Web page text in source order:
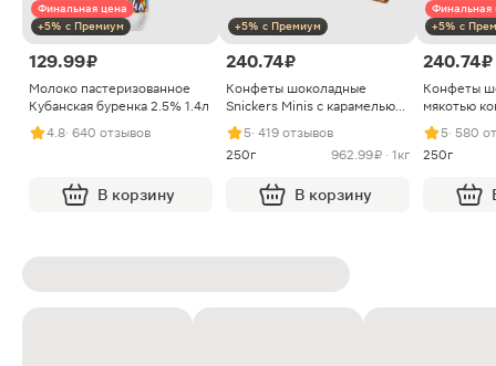
Финальная цена
+5% с Премиум
129.99 ₽
Молоко пастеризованное
Кубанская буренка 2.5% 1.4л
4.8· 640 отзывов
В корзину
+5% с Премиум
240.74 ₽
Конфеты шоколадные
Snickers Minis с карамелью
арахисом и нугой
5· 419 отзывов
250г
962.99 ₽ · 1кг
В корзину
Финальная
+5% с
240.74 ₽
Конфеты
мякотью
5· 580
250г